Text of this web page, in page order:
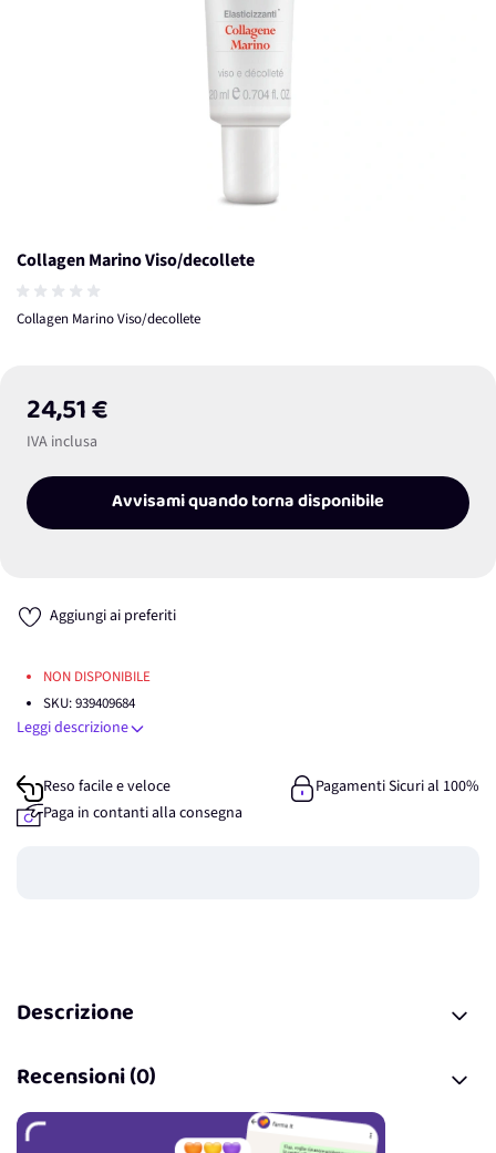
Collagen Marino Viso/decollete
Collagen Marino Viso/decollete
24,51 €
IVA inclusa
Avvisami quando torna disponibile
Aggiungi ai preferiti
NON DISPONIBILE
SKU:939409684
Leggi descrizione
Reso facile e veloce
Pagamenti Sicuri al 100%
Paga in contanti alla consegna
Descrizione
Recensioni (0)